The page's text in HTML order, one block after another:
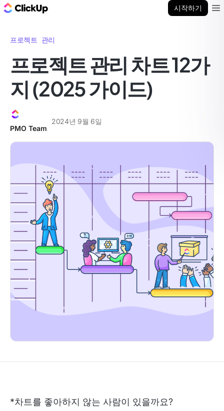
시작하기
프로젝트 관리
프로젝트 관리 차트 12가
지 (2025 가이드)
PMO Team
2024년 9월 6일
*차트를 좋아하지 않는 사람이 있을까요?